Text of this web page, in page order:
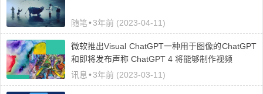
随笔•3年前 (2023-04-11)
微软推出Visual ChatGPT一种用于图像的ChatGPT
和即将发布声称 ChatGPT 4 将能够制作视频
讯息 •3年前 (2023-03-11)